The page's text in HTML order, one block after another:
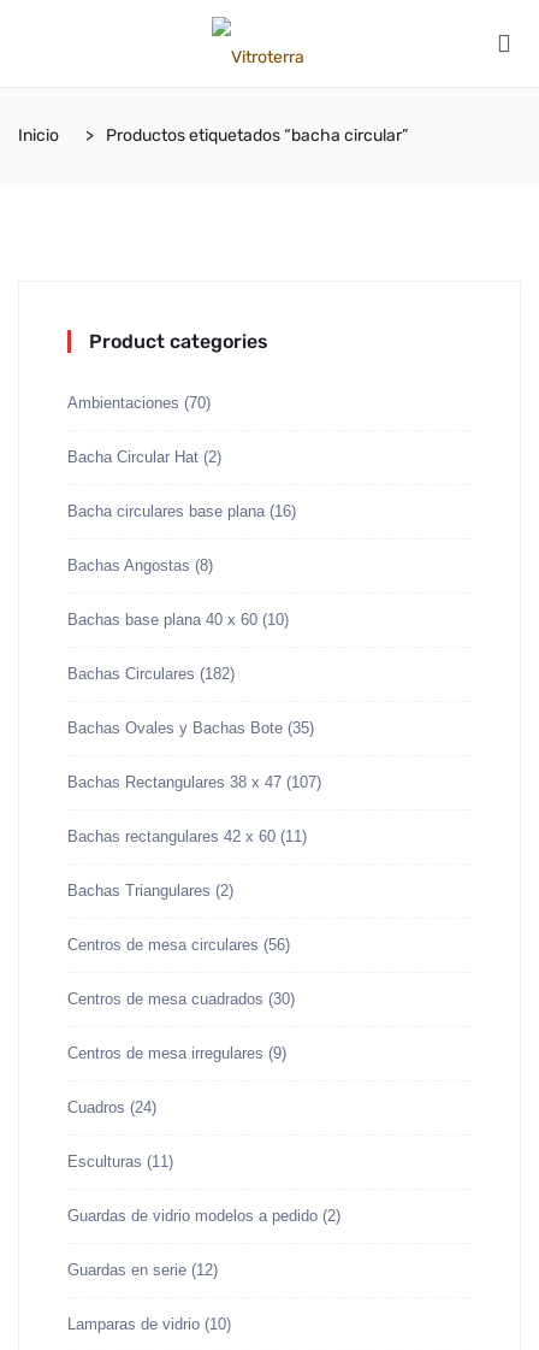
Inicio Productos etiquetados “bacha circular”
Product categories
Ambientaciones (70)
Bacha Circular Hat (2)
Bacha circulares base plana (16)
Bachas Angostas (8)
Bachas base plana 40 x 60 (10)
Bachas Circulares (182)
Bachas Ovales y Bachas Bote (35)
Bachas Rectangulares 38 x 47 (107)
Bachas rectangulares 42 x 60 (11)
Bachas Triangulares (2)
Centros de mesa circulares (56)
Centros de mesa cuadrados (30)
Centros de mesa irregulares (9)
Cuadros (24)
Esculturas (11)
Guardas de vidrio modelos a pedido (2)
Guardas en serie (12)
Lamparas de vidrio (10)